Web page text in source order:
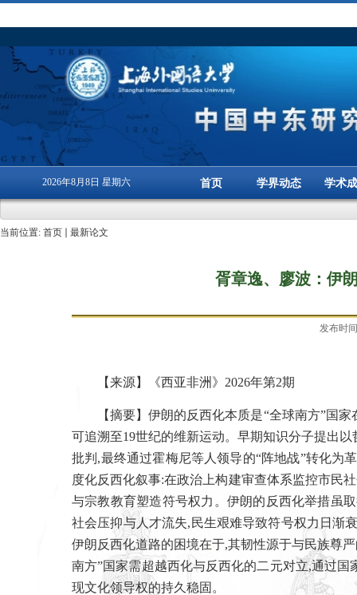
2026年8月8日 星期六 首页 学界动态 学术
当前位置: 首页 最新论文
胥章逸、廖波：伊
发布时
【来源】《西亚非洲》 2026年第2期
【摘要】伊朗的反西化本质是“全球南方”国
可追溯至19世纪的维新运动。早期知识分子提出
批判 ,最终通过霍梅尼等人领导的“阵地战”转化为
度化反西化叙事:在政治上构建审查体系监控市民
与宗教教育塑造符号权力。伊朗的反西化举措虽
社会压抑与人才流失, 民生艰难导致符号权力日渐
伊朗反西化道路的困境在于,其韧性源于与民族尊
南方”国家需超越西化与反西化的二元对立,通过国
现文化领导权的持久稳固。